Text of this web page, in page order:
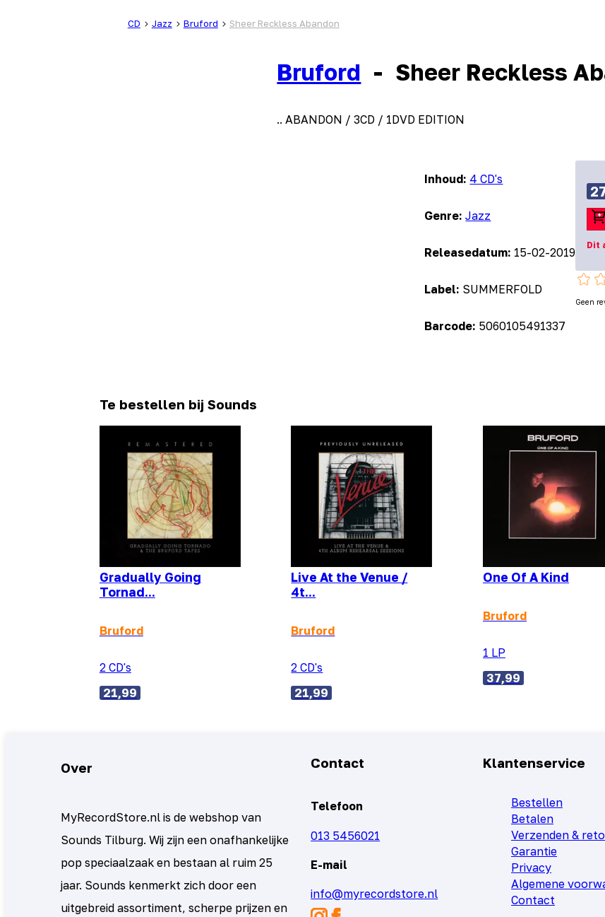
CD Jazz Bruford Sheer Reckless Abandon
Bruford - Sheer Reckless
.. ABANDON / 3CD / 1DVD EDITION
Inhoud: 4 CD's
Genre:Jazz
Releasedatum: 15-02-2019
Label: SUMMERFOLD
Barcode: 5060105491337
Dit
Geen
Te bestellen bij Sounds
Gradually Going
Tornad...
Bruford
2 CD's
21,99
Live At the Venue /
4t...
Bruford
2 CD's
21,99
One Of A Kind
Bruford
1 LP
37,99
Over
MyRecordStore.nl is de webshop van
Sounds Tilburg. Wij zijn een onafhankelijke
pop speciaalzaak en bestaan al ruim 25
jaar. Sounds kenmerkt zich door een
uitgebreid assortiment, scherpe prijzen en
Contact
Telefoon
013 5456021
E-mail
info@myrecordstore.nl
Klantenservice
Bestellen
Betalen
Verzenden &
Garantie
Privacy
Algemene
Contact